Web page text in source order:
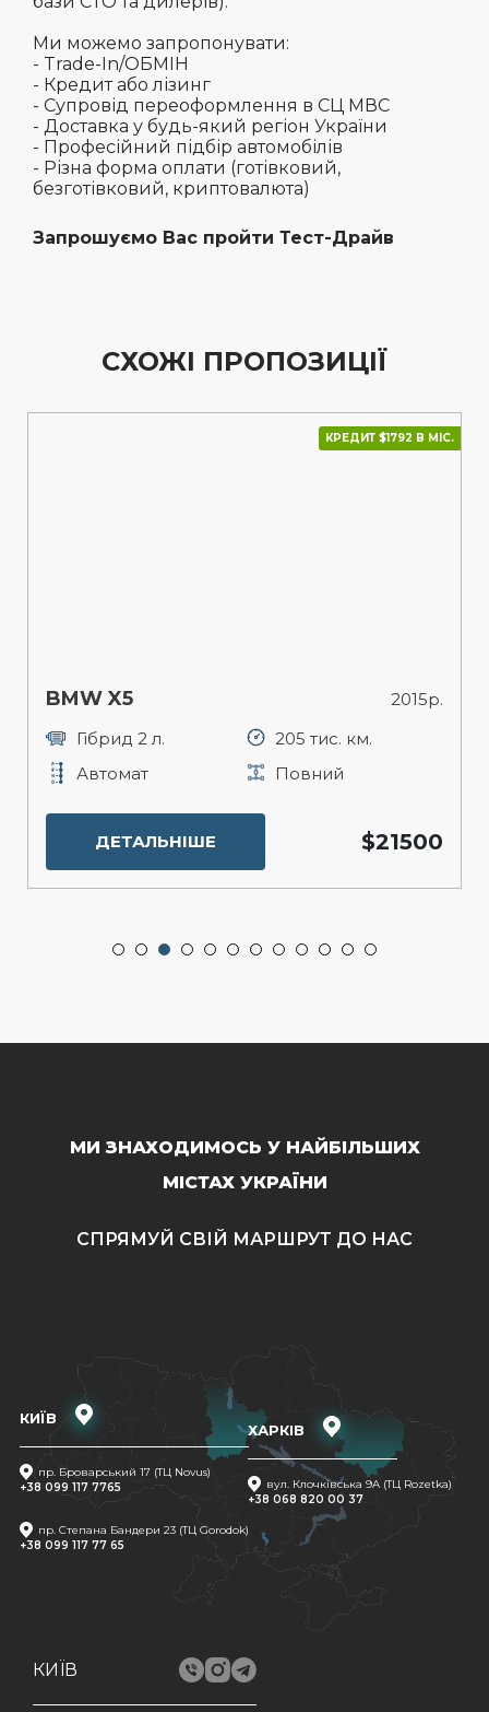
Ми можемо запропонувати:
- Trade-In/ОБМІН
- Кредит або лізинг
- Супровід переоформлення в СЦ МВС
- Доставка у будь-який регіон України
- Професійний підбір автомобілів
- Різна форма оплати (готівковий,
безготівковий, криптовалюта)
Запрошуємо Вас пройти Тест-Драйв
СХОЖІ ПРОПОЗИЦІЇ
КРЕДИТ $1792 В МІС.
BMW X5
2015р.
Гібрид 2 л.
205 тис. км.
Автомат
Повний
ДЕТАЛЬНІШЕ $21500
МИ ЗНАХОДИМОСЬ У НАЙБІЛЬШИХ
МІСТАХ УКРАЇНИ
СПРЯМУЙ СВІЙ МАРШРУТ ДО НАС
КИЇВ
пр. Броварський 17 (ТЦ Novus)
+38 099 117 7765
пр. Степана Бандери 23 (ТЦ Gorodok)
+38 099 117 77 65
ХАРКІВ
вул. Клочківська 9A (ТЦ Rozetka)
+38 068 820 00 37
КИЇВ